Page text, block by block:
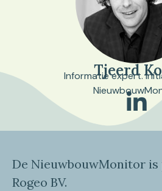
Tjeerd
Informatie expert.
De NieuwbouwMonitor is
Rogeo BV.